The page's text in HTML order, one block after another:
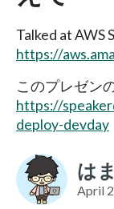
Talked at AWS
https://
このプレゼン
https://
deploy-devday
は
April